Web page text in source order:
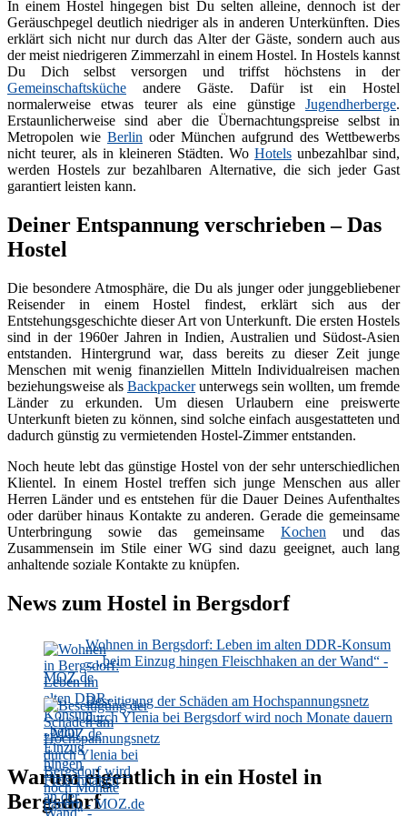
In einem Hostel hingegen bist Du selten alleine, dennoch ist der
Geräuschpegel deutlich niedriger als in anderen Unterkünften. Dies
erklärt sich nicht nur durch das Alter der Gäste, sondern auch aus
der meist niedrigeren Zimmerzahl in einem Hostel. In Hostels kannst
Du Dich selbst versorgen und triffst höchstens in der
Gemeinschaftsküche andere Gäste. Dafür ist ein Hostel
normalerweise etwas teurer als eine günstige Jugendherberge.
Erstaunlicherweise sind aber die Übernachtungspreise selbst in
Metropolen wie Berlin oder München aufgrund des Wettbewerbs
nicht teurer, als in kleineren Städten. Wo Hotels unbezahlbar sind,
werden Hostels zur bezahlbaren Alternative, die sich jeder Gast
garantiert leisten kann.
Deiner Entspannung verschrieben – Das
Hostel
Die besondere Atmosphäre, die Du als junger oder junggebliebener
Reisender in einem Hostel findest, erklärt sich aus der
Entstehungsgeschichte dieser Art von Unterkunft. Die ersten Hostels
sind in der 1960er Jahren in Indien, Australien und Südost-Asien
entstanden. Hintergrund war, dass bereits zu dieser Zeit junge
Menschen mit wenig finanziellen Mitteln Individualreisen machen
beziehungsweise als Backpackerunterwegs sein wollten, um fremde
Länder zu erkunden. Um diesen Urlaubern eine preiswerte
Unterkunft bieten zu können, sind solche einfach ausgestatteten und
dadurch günstig zu vermietenden Hostel-Zimmer entstanden.
Noch heute lebt das günstige Hostel von der sehr unterschiedlichen
Klientel. In einem Hostel treffen sich junge Menschen aus aller
Herren Länder und es entstehen für die Dauer Deines Aufenthaltes
oder darüber hinaus Kontakte zu anderen. Gerade die gemeinsame
Unterbringung sowie das gemeinsame Kochen und das
Zusammensein im Stile einer WG sind dazu geeignet, auch lang
anhaltende soziale Kontakte zu knüpfen.
News zum Hostel in Bergsdorf
Wohnen in Bergsdorf: Leben im alten DDR-Konsum
– „beim Einzug hingen Fleischhaken an der Wand“ -
MOZ.de
Beseitigung der Schäden am Hochspannungsnetz
durch Ylenia bei Bergsdorf wird noch Monate dauern
- MOZ.de
Warum eigentlich in ein Hostel in
Bergsdorf